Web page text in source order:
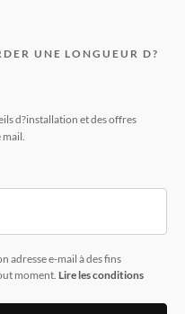
UNE LONGUEUR D?
d?installation et des offres
adresse e-mail à des fins
moment. Lire les conditions